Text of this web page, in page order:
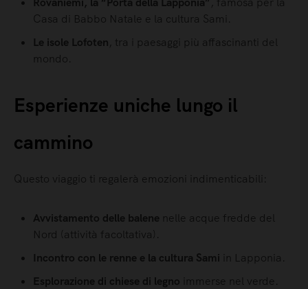
Casa di Babbo Natale e la cultura Sami.
Le isole Lofoten, tra i paesaggi più affascinanti del
mondo.
Esperienze uniche lungo il
cammino
Questo viaggio ti regalerà emozioni indimenticabili:
Avvistamento delle balene nelle acque fredde del
Nord (attività facoltativa).
Incontro con le renne e la cultura Sami in Lapponia.
Esplorazione di chiese di legno immerse nel verde.